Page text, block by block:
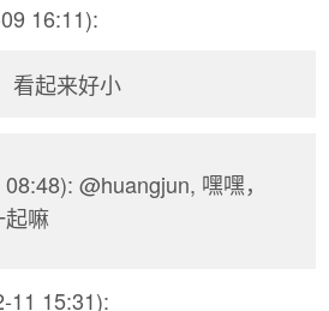
16:11):
看起来好小
@huangjun, 嘿嘿，
起嘛
11 15:31):